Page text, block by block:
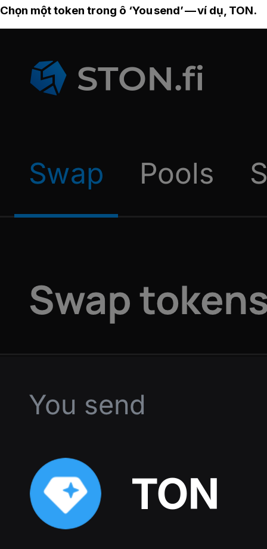
Chọn một token trong ô ‘You send’ — ví dụ, TON.